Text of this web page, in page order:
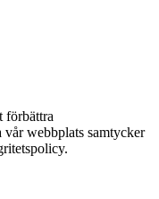
förbättra
vår webbplats samtycker